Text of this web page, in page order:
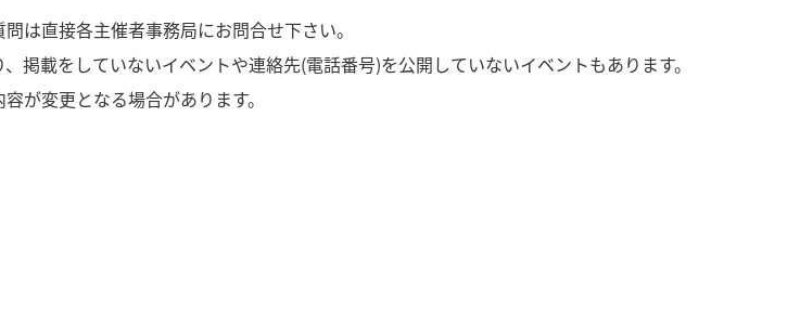
は直接各主催者事務局にお問合せ下さい。
掲載をしていないイベントや連絡先(電話番号)を公開していないイベントもあります。
が変更となる場合があります。